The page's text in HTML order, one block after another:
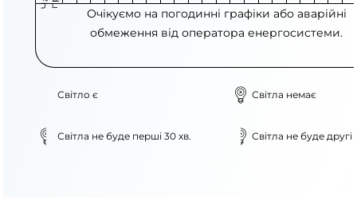
Очікуємо на погодинні графіки або аварійні
обмеження від оператора енергосистеми.
Світло є Світла немає
Світла не буде перші 30 хв. Світла не буде другі